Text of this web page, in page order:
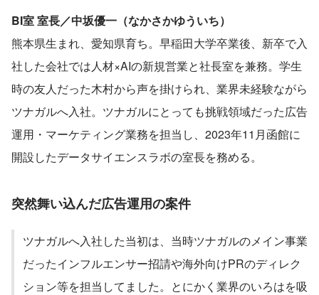
BI室 室長／中坂優一（なかさかゆういち）
熊本県生まれ、愛知県育ち。早稲田大学卒業後、新卒で入
社した会社では人材×AIの新規営業と社長室を兼務。学生
時の友人だった木村から声を掛けられ、業界未経験ながら
ツナガルへ入社。ツナガルにとっても挑戦領域だった広告
運用・マーケティング業務を担当し、2023年11月函館に
開設したデータサイエンスラボの室長を務める。
突然舞い込んだ広告運用の案件
ツナガルへ入社した当初は、当時ツナガルのメイン事業
だったインフルエンサー招請や海外向けPRのディレク
ション等を担当してました。とにかく業界のいろはを吸